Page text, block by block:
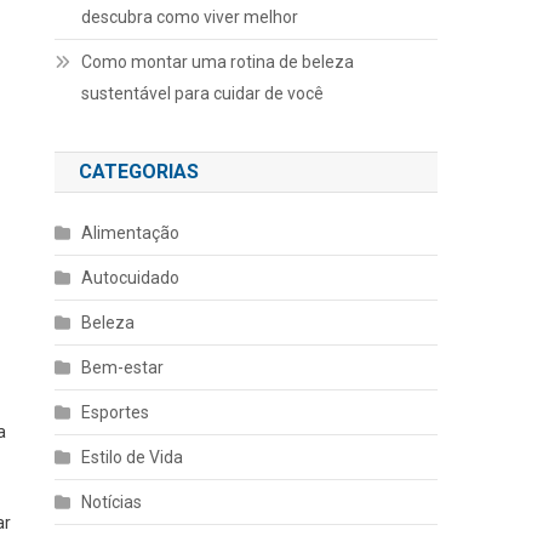
descubra como viver melhor
Como montar uma rotina de beleza
sustentável para cuidar de você
CATEGORIAS
Alimentação
Autocuidado
Beleza
Bem-estar
Esportes
Estilo de Vida
Notícias